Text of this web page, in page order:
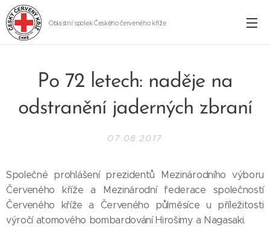
Oblastní spolek Českého červeného kříže
Po 72 letech: naděje na
odstranění jaderných zbraní
07.08.2017
Společné prohlášení prezidentů Mezinárodního výboru
Červeného kříže a Mezinárodní federace společností
Červeného kříže a Červeného půlměsíce u příležitosti
výročí atomového bombardování Hirošimy a Nagasaki.